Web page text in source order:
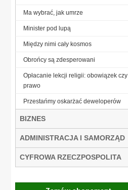
Ma wybrać, jak umrze
Minister pod lupą
Między nimi cały kosmos
Obrońcy są zdesperowani
Opłacanie lekcji religii: obowiązek czy
prawo
Przestańmy oskarżać deweloperów
BIZNES
ADMINISTRACJA I SAMORZĄD
CYFROWA RZECZPOSPOLITA